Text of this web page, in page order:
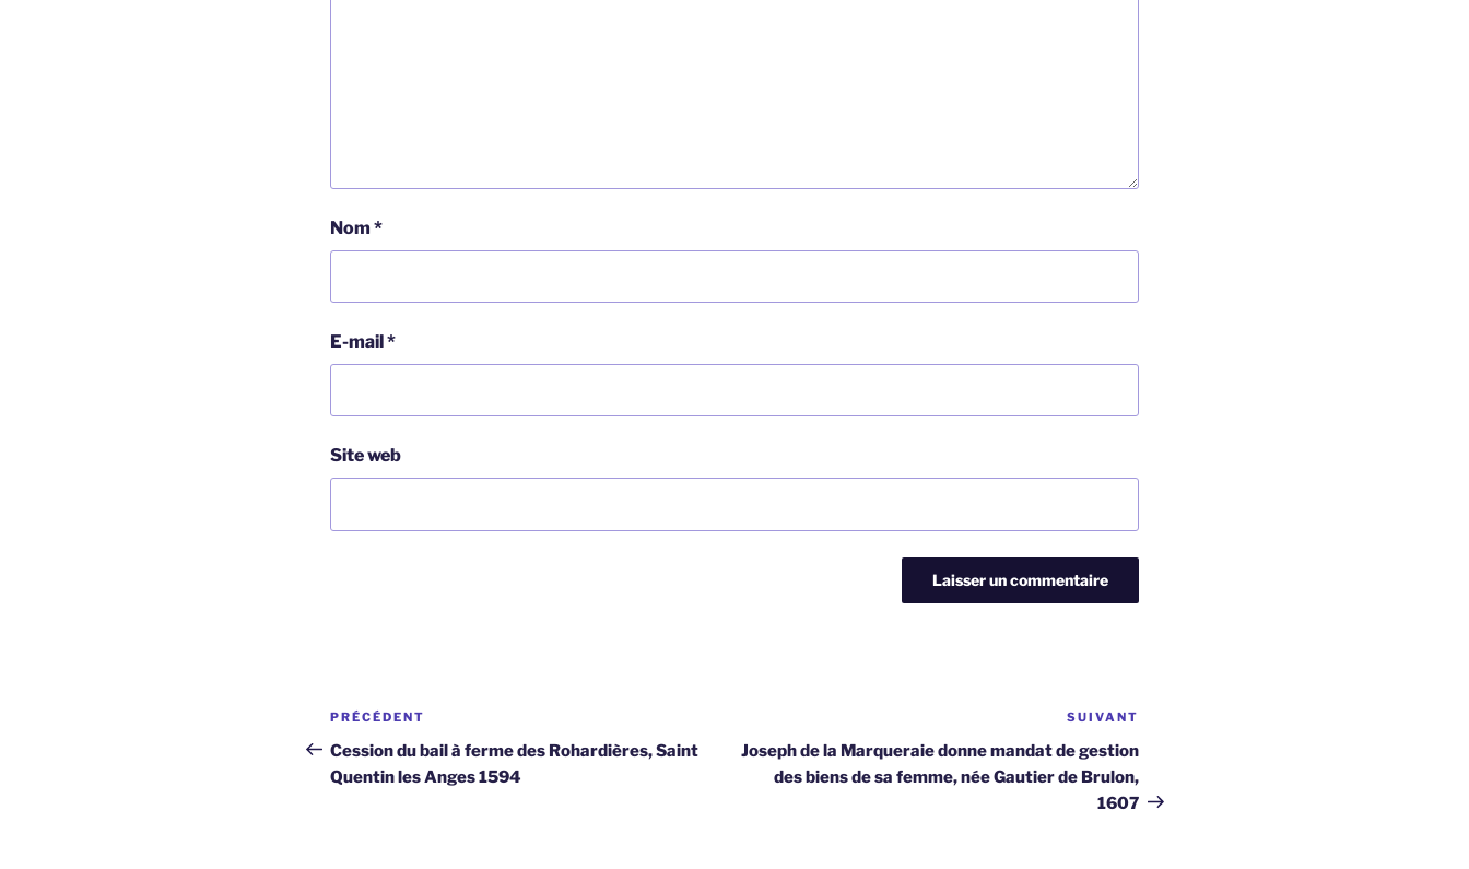
Nom *
E-mail*
Site web
Navigation
de
l’article
Article
précédent
PRÉCÉDENT
Cession du bail à ferme des Rohardières, Saint
Quentin les Anges 1594
suivant
SUIVANT
Joseph de la Marqueraie donne mandat de gestion
des biens de sa femme, née Gautier de Brulon,
1607